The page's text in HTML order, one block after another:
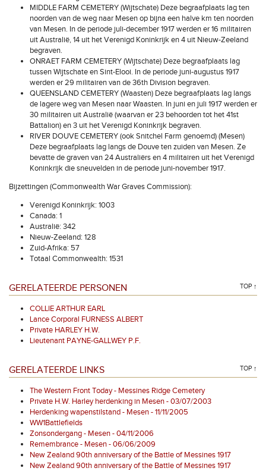
MIDDLE FARM CEMETERY (Wijtschate) Deze begraafplaats lag ten
noorden van de weg naar Mesen op bijna een halve km ten noorden
van Mesen. In de periode juli-december 1917 werden er 16 militairen
uit Australië, 14 uit het Verenigd Koninkrijk en 4 uit Nieuw-Zeeland
begraven.
ONRAET FARM CEMETERY (Wijtschate) Deze begraafplaats lag
tussen Wijtschate en Sint-Elooi. In de periode juni-augustus 1917
werden er 29 militairen van de 36th Division begraven.
QUEENSLAND CEMETERY (Waasten) Deze begraafplaats lag langs
de lagere weg van Mesen naar Waasten. In juni en juli 1917 werden er
30 militairen uit Australië (waarvan er 23 behoorden tot het 41st
Battalion) en 3 uit het Verenigd Koninkrijk begraven.
RIVER DOUVE CEMETERY (ook Snitchel Farm genoemd) (Mesen)
Deze begraafplaats lag langs de Douve ten zuiden van Mesen. Ze
bevatte de graven van 24 Australiërs en 4 militairen uit het Verenigd
Koninkrijk die sneuvelden in de periode juni-november 1917.
Bijzettingen (Commonwealth War Graves Commission):
Verenigd Koninkrijk: 1003
Canada: 1
Australië: 342
Nieuw-Zeeland: 128
Zuid-Afrika: 57
Totaal Commonwealth: 1531
GERELATEERDE PERSONEN TOP ↑
COLLIE ARTHUR EARL
Lance Corporal FURNESS ALBERT
Private HARLEY H.W.
Lieutenant PAYNE-GALLWEY P.F.
GERELATEERDE LINKS TOP ↑
The Western Front Today - Messines Ridge Cemetery
Private H.W. Harley herdenking in Mesen - 03/07/2003
Herdenking wapenstilstand - Mesen - 11/11/2005
WW1Battlefields
Zonsondergang - Mesen - 04/11/2006
Remembrance - Mesen - 06/06/2009
New Zealand 90th anniversary of the Battle of Messines 1917
New Zealand 90th anniversary of the Battle of Messines 1917